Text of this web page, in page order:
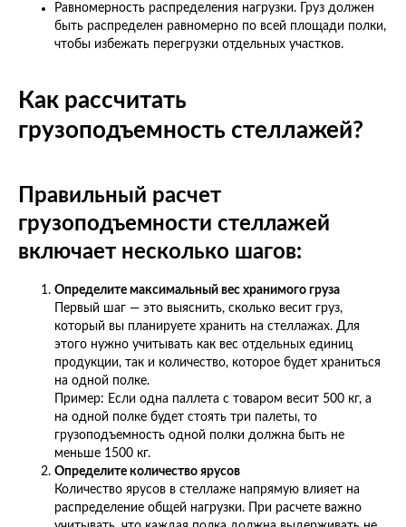
Равномерность распределения нагрузки. Груз должен
быть распределен равномерно по всей площади полки,
чтобы избежать перегрузки отдельных участков.
Как рассчитать
грузоподъемность стеллажей?
Правильный расчет
грузоподъемности стеллажей
включает несколько шагов:
Определите максимальный вес хранимого груза
Первый шаг — это выяснить, сколько весит груз,
который вы планируете хранить на стеллажах. Для
этого нужно учитывать как вес отдельных единиц
продукции, так и количество, которое будет храниться
на одной полке.
Пример: Если одна паллета с товаром весит 500 кг, а
на одной полке будет стоять три палеты, то
грузоподъемность одной полки должна быть не
меньше 1500 кг.
Определите количество ярусов
Количество ярусов в стеллаже напрямую влияет на
распределение общей нагрузки. При расчете важно